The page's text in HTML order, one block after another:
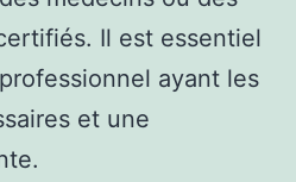
Il est essentiel
ayant les
et une